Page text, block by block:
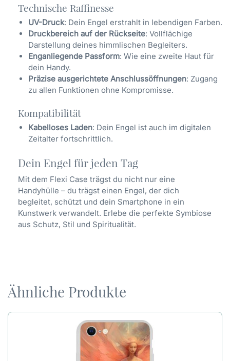
Technische Raffinesse
UV-Druck: Dein Engel erstrahlt in lebendigen Farben.
Druckbereich auf der Rückseite: Vollflächige
Darstellung deines himmlischen Begleiters.
Enganliegende Passform: Wie eine zweite Haut für
dein Handy.
Präzise ausgerichtete Anschlussöffnungen: Zugang
zu allen Funktionen ohne Kompromisse.
Kompatibilität
Kabelloses Laden: Dein Engel ist auch im digitalen
Zeitalter fortschrittlich.
Dein Engel für jeden Tag
Mit dem Flexi Case trägst du nicht nur eine
Handyhülle – du trägst einen Engel, der dich
begleitet, schützt und dein Smartphone in ein
Kunstwerk verwandelt. Erlebe die perfekte Symbiose
aus Schutz, Stil und Spiritualität.
Ähnliche Produkte